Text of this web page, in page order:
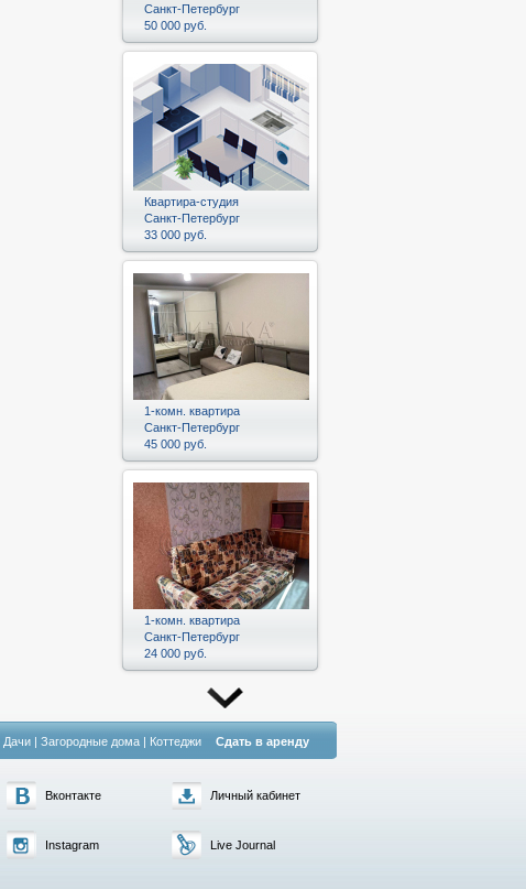
Санкт-Петербург
50 000 руб.
Квартира-студия
Санкт-Петербург
33 000 руб.
1-комн. квартира
Санкт-Петербург
45 000 руб.
1-комн. квартира
Санкт-Петербург
24 000 руб.
Дачи | Загородные дома | Коттеджи Сдать в аренду
Вконтакте
Instagram
Личный кабинет
Live Journal